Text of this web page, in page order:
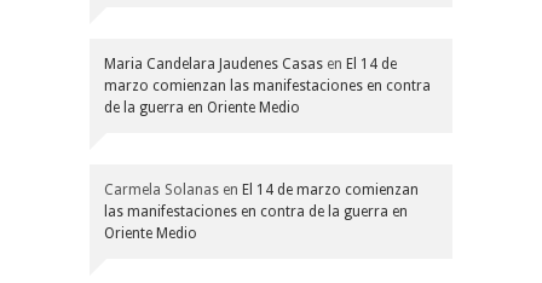
Maria Candelara Jaudenes Casas en El 14 de
marzo comienzan las manifestaciones en contra
de la guerra en Oriente Medio
Carmela Solanas en El 14 de marzo comienzan
las manifestaciones en contra de la guerra en
Oriente Medio